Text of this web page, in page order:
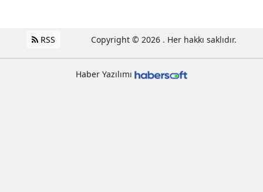
RSS Copyright © 2026 . Her hakkı saklıdır.
Haber Yazılımı